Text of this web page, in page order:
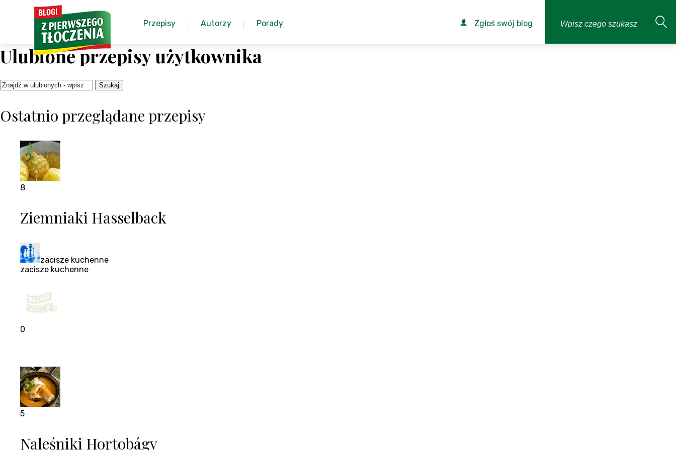
Przepisy Autorzy Porady Zgłoś swój blog
Ulubione przepisy użytkownika
Szukaj
Ostatnio przeglądane przepisy
8
Ziemniaki Hasselback
zacisze kuchenne
zacisze kuchenne
0
5
Naleśniki Hortobágy